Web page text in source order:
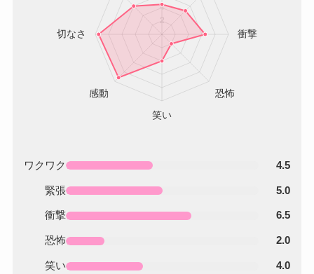
ワクワク 4.5
緊張 5.0
衝撃 6.5
恐怖 2.0
笑い 4.0